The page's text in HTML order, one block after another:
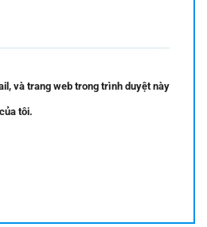
và trang web trong trình duyệt này
tôi.